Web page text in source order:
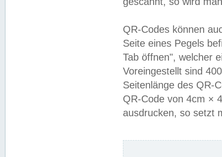
QR-Codes können
Seite eines Pegels
Tab öffnen", welcher
Voreingestellt sind
Seitenlänge des QR-
QR-Code von 4cm ×
ausdrucken, so setzt